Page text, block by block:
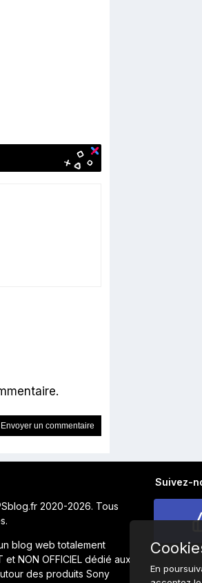
2020-2026. Tous
blog web totalement
et NON OFFICIEL dédié aux
des produits Sony
Suivez-
En